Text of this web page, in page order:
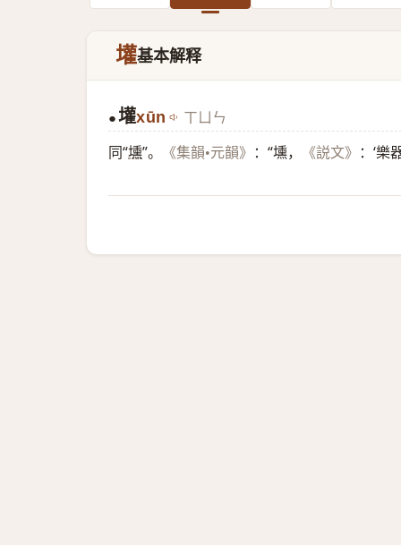
壦基本解释
● 壦xūn ㄒㄩㄣ
同“壎”。 《集韻•元韻》 ：“壎， 《説文》 ：‘樂